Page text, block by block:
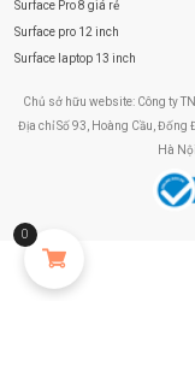
Surface Pro 8 giá rẻ
Surface pro 12 inch
Surface laptop 13 inch
Chủ sở hữu website: Công ty
Địa chỉ Số 93, Hoàng Cầu, Đống
Hà
0